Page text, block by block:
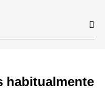
habitualmente